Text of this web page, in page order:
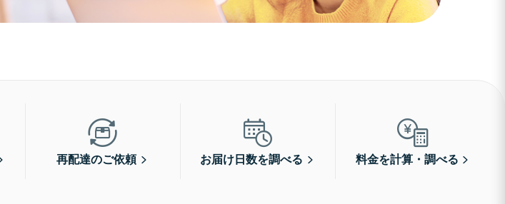
再配達のご依頼 お届け日数を調べる 料金を計算・調べる